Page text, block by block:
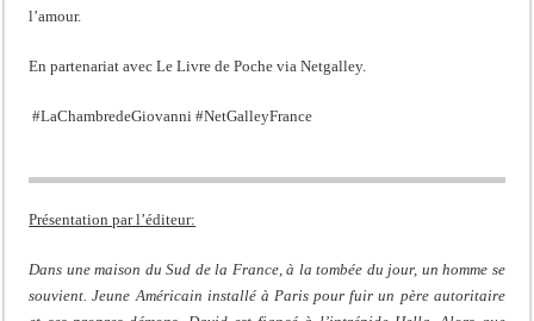
l’amour.
En partenariat avec Le Livre de Poche via Netgalley.
#LaChambredeGiovanni #NetGalleyFrance
Présentation par l’éditeur:
Dans une maison du Sud de la France, à la tombée du jour, un homme se
souvient. Jeune Américain installé à Paris pour fuir un père autoritaire